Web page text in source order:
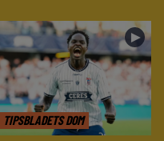
TIPSBLADETS DOM
►